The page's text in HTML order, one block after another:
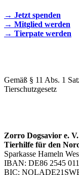
→ Jetzt spenden
→ Mitglied werden
→ Tierpate werden
Gemäß § 11 Abs. 1
Tierschutzgesetz
Zorro Dogsavior e. V.
Tierhilfe für den
Sparkasse Hameln
IBAN: DE86 2545
BIC: